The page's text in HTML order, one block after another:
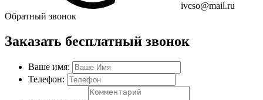
ivcso@mail.ru
Обратный звонок
Заказать бесплатный звонок
Ваше имя:
Телефон: